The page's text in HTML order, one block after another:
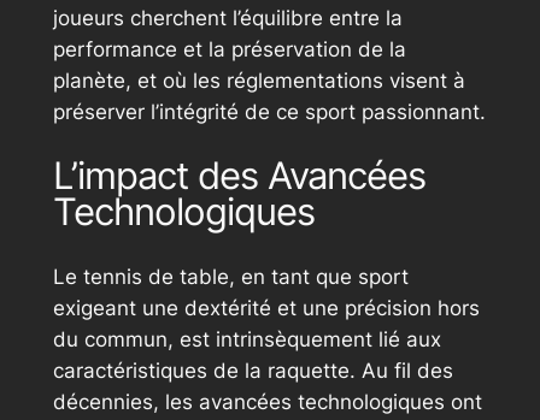
joueurs cherchent l’équilibre entre la
performance et la préservation de la
planète, et où les réglementations visent à
préserver l’intégrité de ce sport passionnant.
L’impact des Avancées
Technologiques
Le tennis de table, en tant que sport
exigeant une dextérité et une précision hors
du commun, est intrinsèquement lié aux
caractéristiques de la raquette. Au fil des
décennies, les avancées technologiques ont